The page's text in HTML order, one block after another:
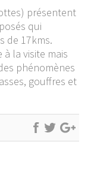
présentent
qui
de 17kms.
la visite mais
phénomènes
gouffres et